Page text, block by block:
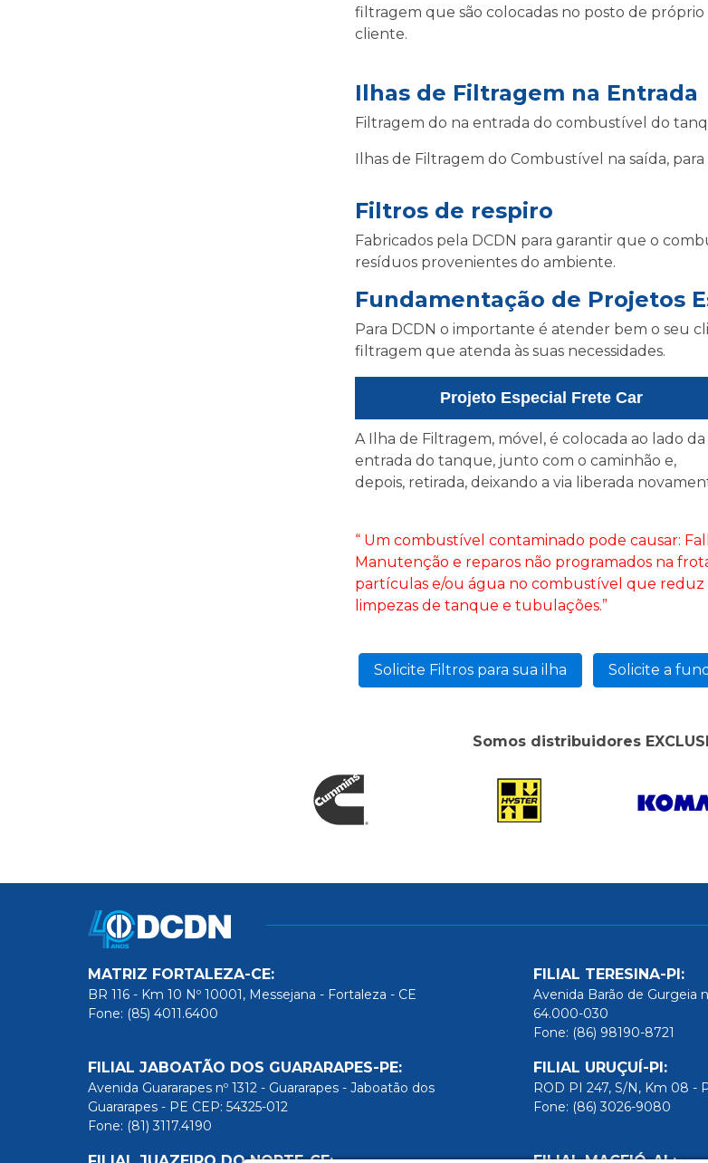
filtragem que são colocadas no posto de próprio
cliente.
Ilhas de Filtragem na Entrada
Filtragem do na entrada do combustível do
Ilhas de Filtragem do Combustível na saída,
Filtros de respiro
Fabricados pela DCDN para garantir que o
resíduos provenientes do ambiente.
Fundamentação de Projetos
Para DCDN o importante é atender bem o seu
filtragem que atenda às suas necessidades.
Projeto Especial Frete Car
A Ilha de Filtragem, móvel, é colocada ao lado da
entrada do tanque, junto com o caminhão e,
depois, retirada, deixando a via liberada
“ Um combustível contaminado pode causar:
Manutenção e reparos não programados na
partículas e/ou água no combustível que reduz
limpezas de tanque e tubulações.”
Solicite Filtros para sua ilha Solicite a
Somos distribuidores
MATRIZ FORTALEZA-CE:
BR 116 - Km 10 Nº 10001, Messejana - Fortaleza - CE
Fone: (85) 4011.6400
FILIAL TERESINA-PI:
Avenida Barão de Gurgeia
64.000-030
Fone: (86) 98190-8721
FILIAL JABOATÃO DOS GUARARAPES-PE:
Avenida Guararapes nº 1312 - Guararapes - Jaboatão dos
Guararapes - PE CEP: 54325-012
Fone: (81) 3117.4190
FILIAL URUÇUÍ-PI:
ROD PI 247, S/N, Km 08 -
Fone: (86) 3026-9080